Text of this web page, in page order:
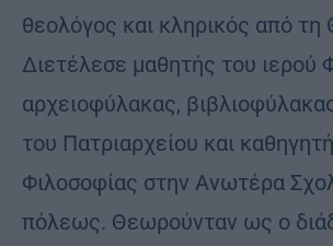
θεολόγος και κληρικός από τη
Διετέλεσε μαθητής του ιερού
αρχειοφύλακας,
του Πατριαρχείου και
Φιλοσοφίας στην Ανωτέρα
πόλεως. Θεωρούνταν ως ο